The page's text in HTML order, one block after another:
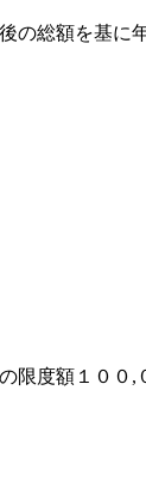
の総額を基に
限度額１００,